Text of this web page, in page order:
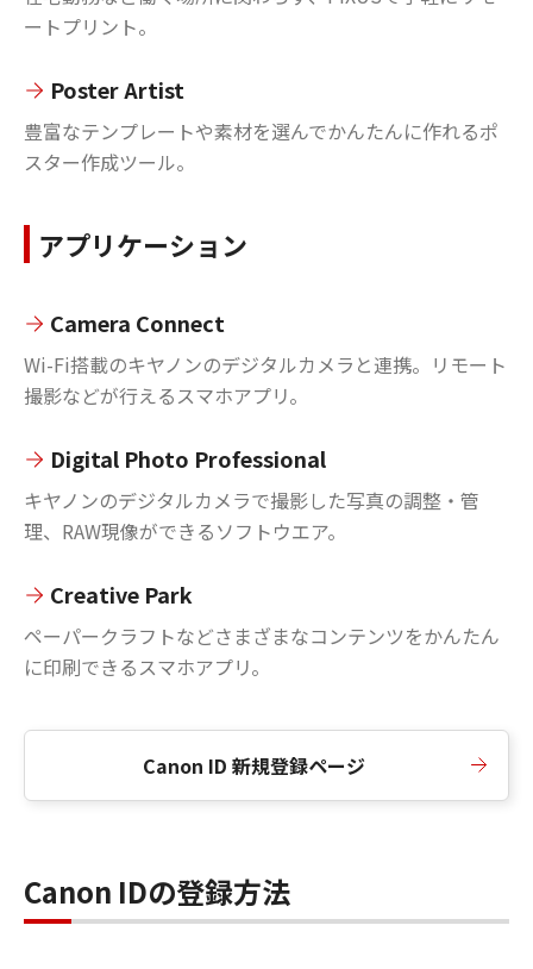
ートプリント。
Poster Artist
豊富なテンプレートや素材を選んでかんたんに作れるポ
スター作成ツール。
アプリケーション
Camera Connect
Wi-Fi搭載のキヤノンのデジタルカメラと連携。リモート
撮影などが行えるスマホアプリ。
Digital Photo Professional
キヤノンのデジタルカメラで撮影した写真の調整・管
理、RAW現像ができるソフトウエア。
Creative Park
ペーパークラフトなどさまざまなコンテンツをかんたん
に印刷できるスマホアプリ。
Canon ID 新規登録ページ
Canon IDの登録方法